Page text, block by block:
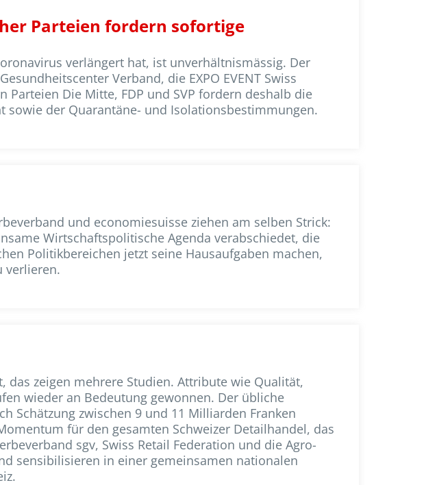
Parteien fordern sofortige
verlängert hat, ist unverhältnismässig. Der
Verband, die EXPO EVENT Swiss
Die Mitte, FDP und SVP fordern deshalb die
der Quarantäne- und Isolationsbestimmungen.
und economiesuisse ziehen am selben Strick:
Wirtschaftspolitische Agenda verabschiedet, die
Politikbereichen jetzt seine Hausaufgaben machen,
verlieren.
zeigen mehrere Studien. Attribute wie Qualität,
wieder an Bedeutung gewonnen. Der übliche
Schätzung zwischen 9 und 11 Milliarden Franken
für den gesamten Schweizer Detailhandel, das
sgv, Swiss Retail Federation und die Agro-
sensibilisieren in einer gemeinsamen nationalen